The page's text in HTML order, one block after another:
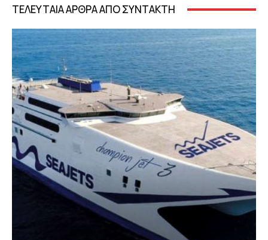
ΤΕΛΕΥΤΑΙΑ ΑΡΘΡΑ ΑΠΟ ΣΥΝΤΑΚΤΗ